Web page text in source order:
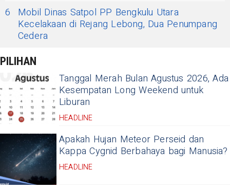
6
Mobil Dinas Satpol PP Bengkulu Utara
Kecelakaan di Rejang Lebong, Dua Penumpang
Cedera
PILIHAN
Tanggal Merah Bulan Agustus 2026, Ada
Kesempatan Long Weekend untuk
Liburan
HEADLINE
Apakah Hujan Meteor Perseid dan
Kappa Cygnid Berbahaya bagi Manusia?
HEADLINE